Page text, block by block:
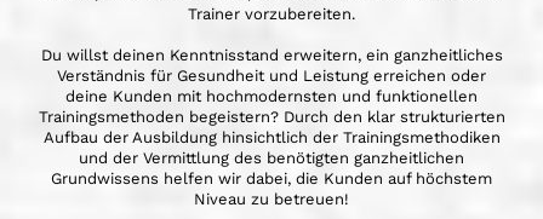
Trainer vorzubereiten.
Du willst deinen Kenntnisstand erweitern, ein ganzheitliches
Verständnis für Gesundheit und Leistung erreichen oder
deine Kunden mit hochmodernsten und funktionellen
Trainingsmethoden begeistern? Durch den klar strukturierten
Aufbau der Ausbildung hinsichtlich der Trainingsmethodiken
und der Vermittlung des benötigten ganzheitlichen
Grundwissens helfen wir dabei, die Kunden auf höchstem
Niveau zu betreuen!